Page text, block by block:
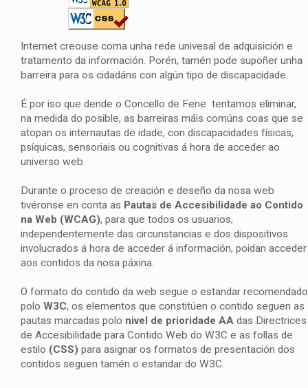
Internet creouse coma unha rede univesal de adquisición e
tratamento da información. Porén, tamén pode supoñer unha
barreira para os cidadáns con algún tipo de discapacidade.
É por iso que dende o Concello de Fene tentamos eliminar,
na medida do posible, as barreiras máis comúns coas que se
atopan os internautas de idade, con discapacidades físicas,
psíquicas, sensoriais ou cognitivas á hora de acceder ao
universo web.
Durante o proceso de creación e deseño da nosa web
tivéronse en conta as Pautas de Accesibilidade ao Contido
na Web (WCAG), para que todos os usuarios,
independentemente das circunstancias e dos dispositivos
involucrados á hora de acceder á información, poidan acceder
aos contidos da nosa páxina.
O formato do contido da web segue o estandar recomendado
polo W3C, os elementos que constitúen o contido seguen as
pautas marcadas polo nivel de prioridade AA das Directrices
de Accesibilidade para Contido Web do W3C e as follas de
estilo (CSS) para asignar os formatos de presentación dos
contidos seguen tamén o estandar do W3C.